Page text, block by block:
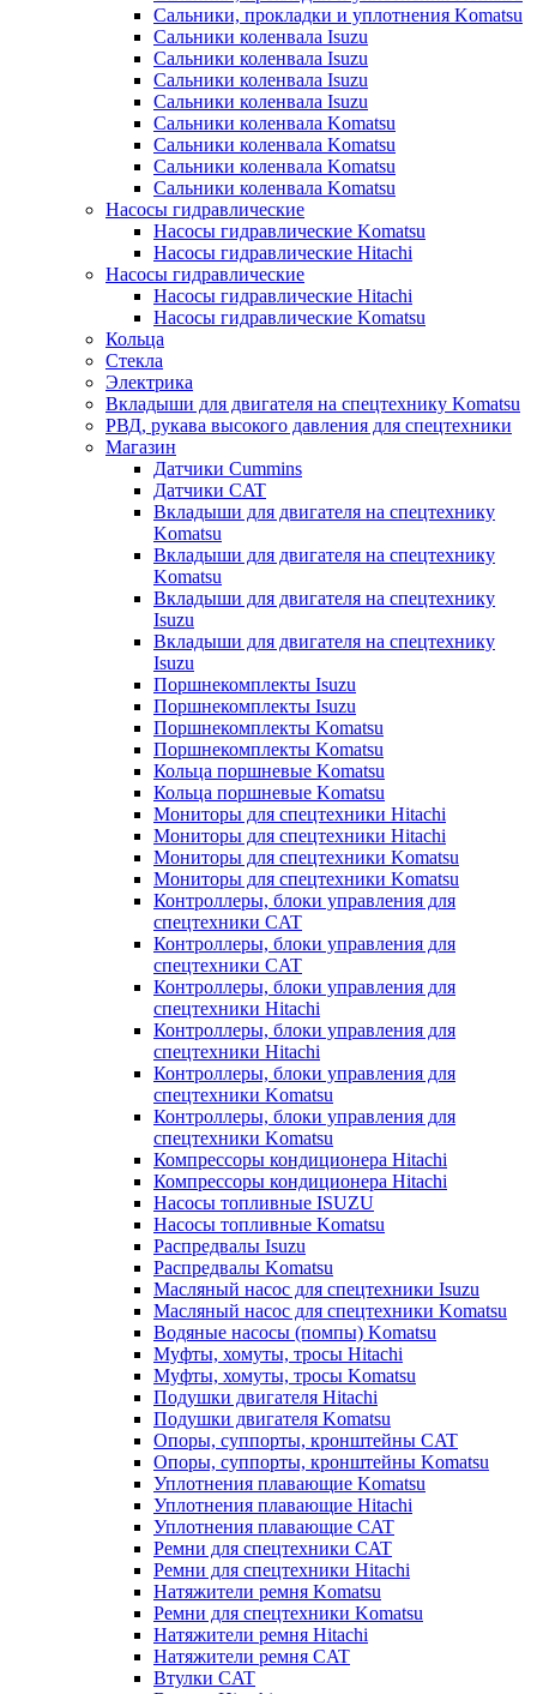
Сальники, прокладки и уплотнения Komatsu
Сальники коленвала Isuzu
Сальники коленвала Isuzu
Сальники коленвала Isuzu
Сальники коленвала Isuzu
Сальники коленвала Komatsu
Сальники коленвала Komatsu
Сальники коленвала Komatsu
Сальники коленвала Komatsu
Насосы гидравлические
Насосы гидравлические Komatsu
Насосы гидравлические Hitachi
Насосы гидравлические
Насосы гидравлические Hitachi
Насосы гидравлические Komatsu
Кольца
Стекла
Электрика
Вкладыши для двигателя на спецтехнику Komatsu
РВД, рукава высокого давления для спецтехники
Магазин
Датчики Cummins
Датчики CAT
Вкладыши для двигателя на спецтехнику
Komatsu
Вкладыши для двигателя на спецтехнику
Komatsu
Вкладыши для двигателя на спецтехнику
Isuzu
Вкладыши для двигателя на спецтехнику
Isuzu
Поршнекомплекты Isuzu
Поршнекомплекты Isuzu
Поршнекомплекты Komatsu
Поршнекомплекты Komatsu
Кольца поршневые Komatsu
Кольца поршневые Komatsu
Мониторы для спецтехники Hitachi
Мониторы для спецтехники Hitachi
Мониторы для спецтехники Komatsu
Мониторы для спецтехники Komatsu
Контроллеры, блоки управления для
спецтехники CAT
Контроллеры, блоки управления для
спецтехники CAT
Контроллеры, блоки управления для
спецтехники Hitachi
Контроллеры, блоки управления для
спецтехники Hitachi
Контроллеры, блоки управления для
спецтехники Komatsu
Контроллеры, блоки управления для
спецтехники Komatsu
Компрессоры кондиционера Hitachi
Компрессоры кондиционера Hitachi
Насосы топливные ISUZU
Насосы топливные Komatsu
Распредвалы Isuzu
Распредвалы Komatsu
Масляный насос для спецтехники Isuzu
Масляный насос для спецтехники Komatsu
Водяные насосы (помпы) Komatsu
Муфты, хомуты, тросы Hitachi
Муфты, хомуты, тросы Komatsu
Подушки двигателя Hitachi
Подушки двигателя Komatsu
Опоры, суппорты, кронштейны CAT
Опоры, суппорты, кронштейны Komatsu
Уплотнения плавающие Komatsu
Уплотнения плавающие Hitachi
Уплотнения плавающие CAT
Ремни для спецтехники CAT
Ремни для спецтехники Hitachi
Натяжители ремня Komatsu
Ремни для спецтехники Komatsu
Натяжители ремня Hitachi
Натяжители ремня CAT
Втулки CAT